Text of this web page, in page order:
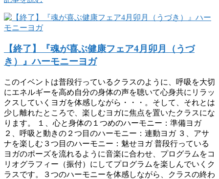
【終了】『魂が喜ぶ健康フェア4月卯月（うづ
き）』ハーモニーヨガ
このイベントは普段行っているクラスのように、呼吸を大切
にエネルギーを高め自分の身体の声を聴いて心身共にリラッ
クスしていくヨガを体感しながら・・・。そして、それとは
少し離れたところで、楽しむヨガに焦点を置いたクラスにな
ります。 １、心と身体の１つめのハーモニー：準備ヨガ
２、呼吸と動きの２つ目のハーモニー：連動ヨガ ３、アサ
ナを楽しむ３つ目のハーモニー：魅せヨガ 普段行っている
ヨガのポーズを流れるように音楽に合わせ、プログラムをコ
リオグラフィー（振付）にしてプログラムを楽しんでいくク
ラスです。３つのハーモニーを体感しながら、クラスの終わ